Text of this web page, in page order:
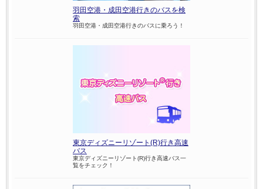
羽田空港・成田空港行きのバスを検
索
羽田空港・成田空港行きのバスに乗ろう！
東京ディズニーリゾート(R)行き高速
バス
東京ディズニーリゾート(R)行き高速バス一
覧をチェック！